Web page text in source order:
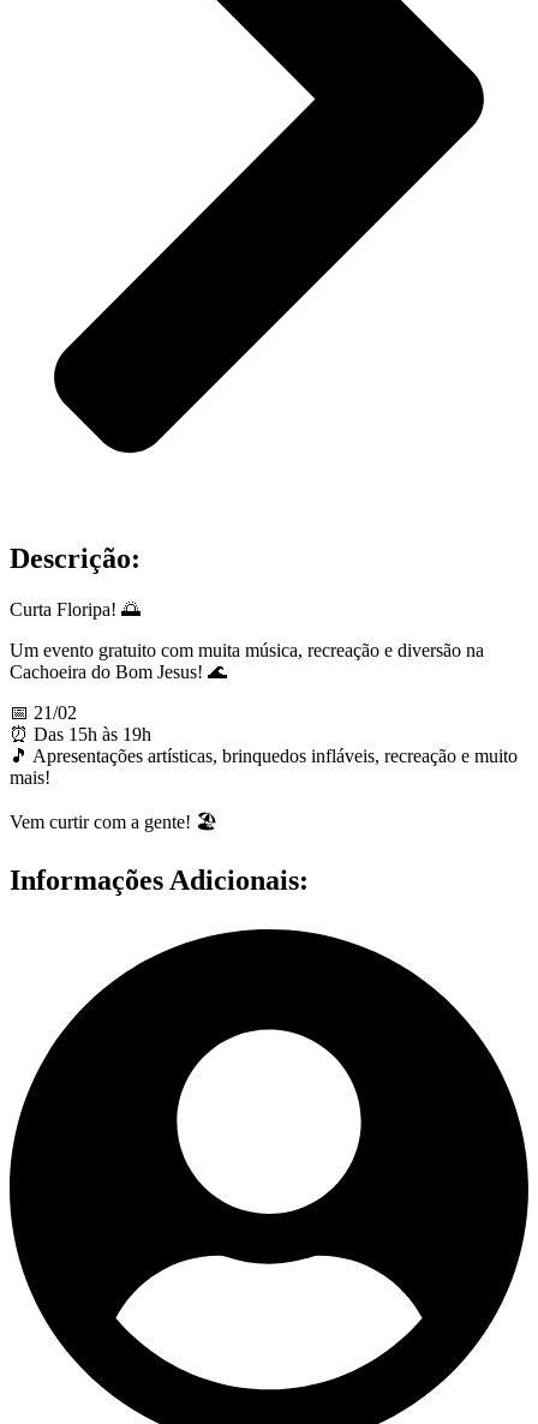
Descrição:
Curta Floripa! 🌅
Um evento gratuito com muita música, recreação e diversão na
Cachoeira do Bom Jesus! 🌊
📅 21/02
⏰ Das 15h às 19h
🎵 Apresentações artísticas, brinquedos infláveis, recreação e muito
mais!
Vem curtir com a gente! 🏖️
Informações Adicionais: